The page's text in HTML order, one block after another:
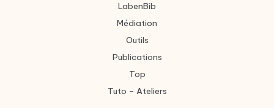
LabenBib
Médiation
Outils
Publications
Top
Tuto – Ateliers